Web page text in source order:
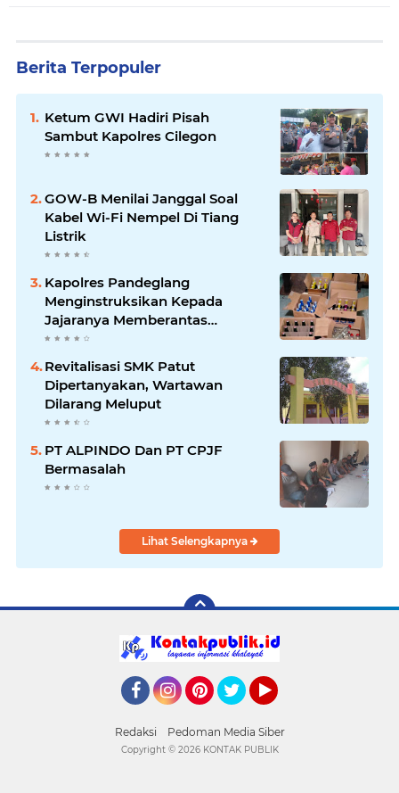
Berita Terpopuler
Ketum GWI Hadiri Pisah
Sambut Kapolres Cilegon
GOW-B Menilai Janggal Soal
Kabel Wi-Fi Nempel Di Tiang
Listrik
Kapolres Pandeglang
Menginstruksikan Kepada
Jajaranya Memberantas
Peredaran Miras
Revitalisasi SMK Patut
Dipertanyakan, Wartawan
Dilarang Meluput
PT ALPINDO Dan PT CPJF
Bermasalah
Lihat Selengkapnya
Redaksi Pedoman Media Siber
Copyright © 2026 KONTAK PUBLIK